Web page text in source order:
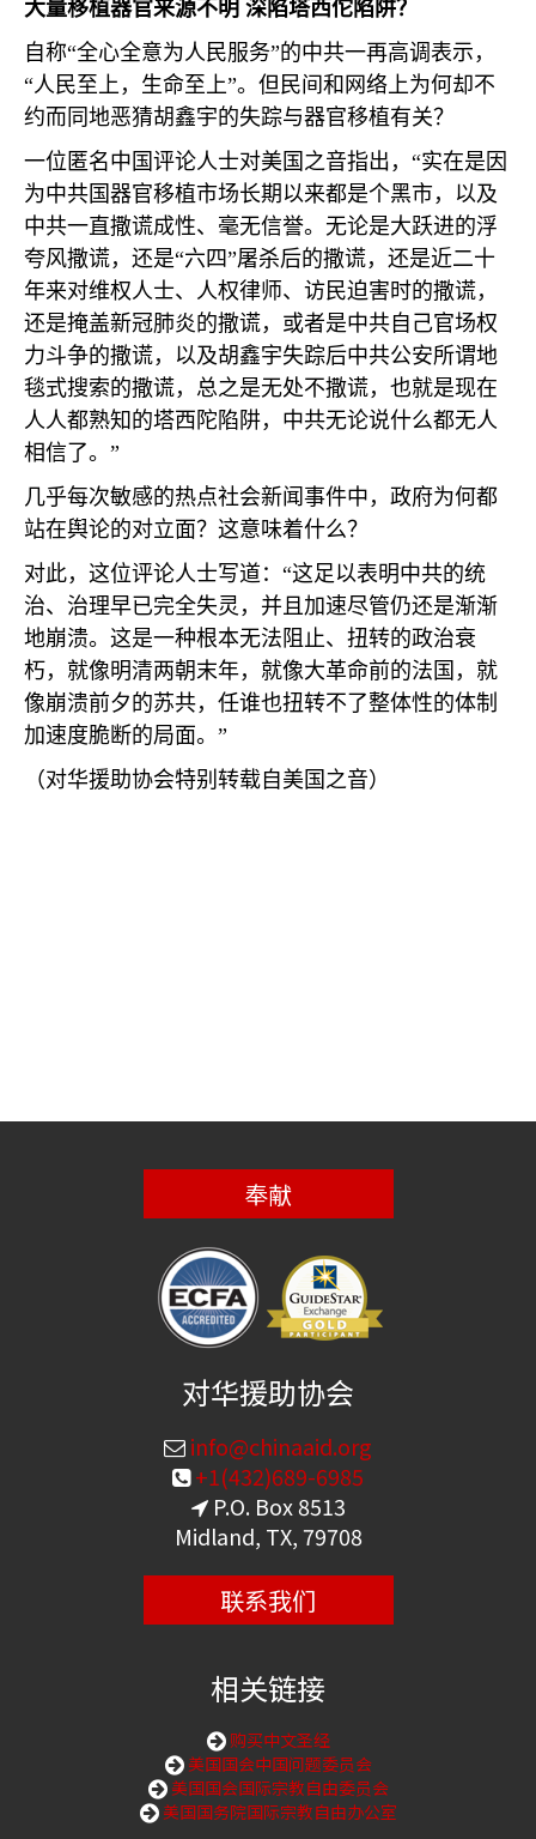
大量移植器官来源不明 深陷塔西佗陷阱？
自称“全心全意为人民服务”的中共一再高调表示，
“人民至上，生命至上”。但民间和网络上为何却不
约而同地恶猜胡鑫宇的失踪与器官移植有关？
一位匿名中国评论人士对美国之音指出，“实在是因
为中共国器官移植市场长期以来都是个黑市，以及
中共一直撒谎成性、毫无信誉。无论是大跃进的浮
夸风撒谎，还是“六四”屠杀后的撒谎，还是近二十
年来对维权人士、人权律师、访民迫害时的撒谎，
还是掩盖新冠肺炎的撒谎，或者是中共自己官场权
力斗争的撒谎，以及胡鑫宇失踪后中共公安所谓地
毯式搜索的撒谎，总之是无处不撒谎，也就是现在
人人都熟知的塔西陀陷阱，中共无论说什么都无人
相信了。”
几乎每次敏感的热点社会新闻事件中，政府为何都
站在舆论的对立面？这意味着什么？
对此，这位评论人士写道：“这足以表明中共的统
治、治理早已完全失灵，并且加速尽管仍还是渐渐
地崩溃。这是一种根本无法阻止、扭转的政治衰
朽，就像明清两朝末年，就像大革命前的法国，就
像崩溃前夕的苏共，任谁也扭转不了整体性的体制
加速度脆断的局面。”
（对华援助协会特别转载自美国之音）
奉献
对华援助协会
info@chinaaid.org
+1(432)689-6985
P.O. Box 8513
Midland, TX, 79708
联系我们
相关链接
购买中文圣经
美国国会中国问题委员会
美国国会国际宗教自由委员会
美国国务院国际宗教自由办公室